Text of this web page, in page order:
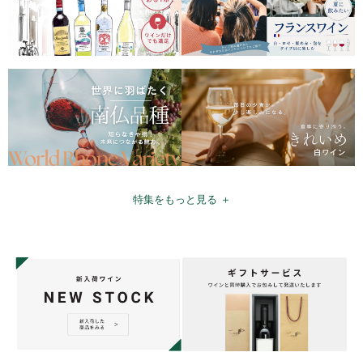
特集をもっと見る ＋